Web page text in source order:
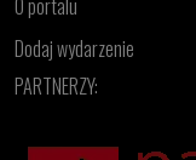
O portalu
Dodaj wydarzenie
PARTNERZY: